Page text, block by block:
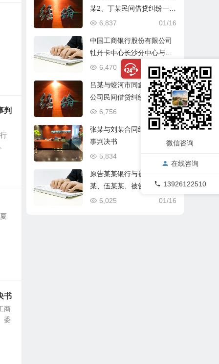
判
书
商
委
某2、丁某民间借贷纠纷一案
民事判决书
01/16
6,837
中国工商银行股份有限公司
牡丹卡中心长沙分中心与谷
某信用卡纠纷一审民事判决01/16
6,470
吕某与蛟河市同鑫热力有限
公司民间借贷纠纷一审民事
判决书
01/16
6,756
张某与刘某合同纠纷一审民
事判决书
5,834
原告某某银行与被告王某
某、伍某某、被告富平县某
某局金融借款合同纠纷一审
01/16
6,025
微信咨询
在线咨询
13926122510